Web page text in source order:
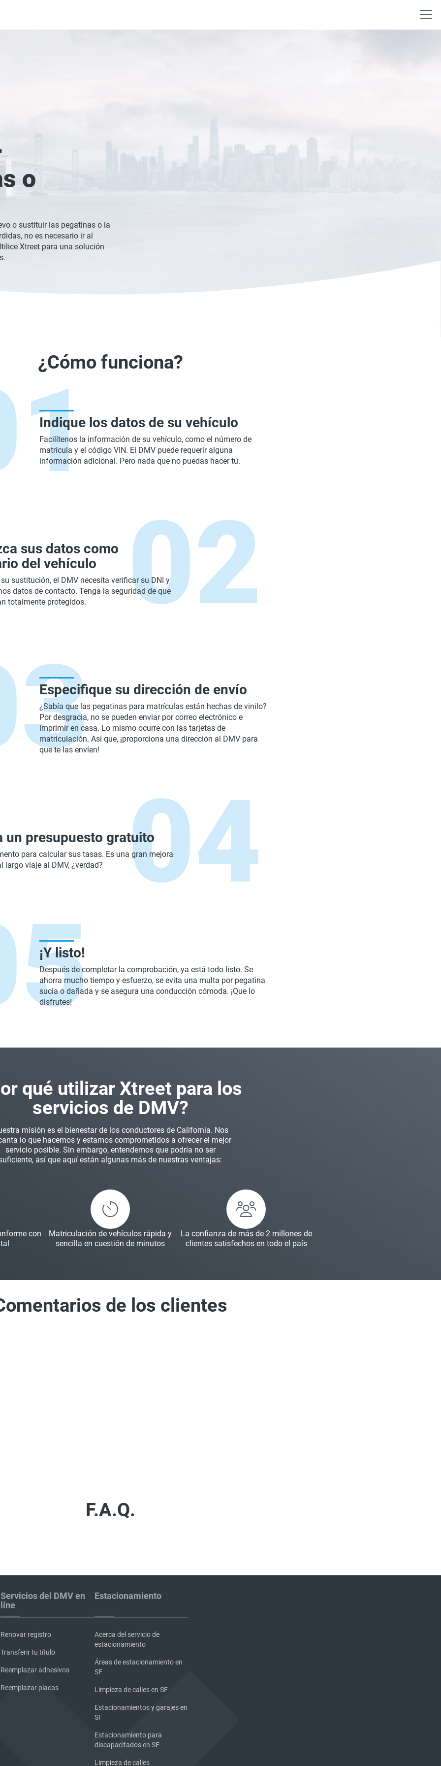
o
o sustituir las pegatinas o la
no es necesario ir al
Xtreet para una solución
¿Cómo funciona?
Indique los datos de su vehículo
Facilítenos la información de su vehículo, como el número de
matrícula y el código VIN. El DMV puede requerir alguna
información adicional. Pero nada que no puedas hacer tú.
sus datos como
del vehículo
sustitución, el DMV necesita verificar su DNI y
datos de contacto. Tenga la seguridad de que
totalmente protegidos.
Especifique su dirección de envío
¿Sabía que las pegatinas para matrículas están hechas de vinilo?
Por desgracia, no se pueden enviar por correo electrónico e
imprimir en casa. Lo mismo ocurre con las tarjetas de
matriculación. Así que, ¡proporciona una dirección al DMV para
que te las envíen!
un presupuesto gratuito
para calcular sus tasas. Es una gran mejora
largo viaje al DMV, ¿verdad?
¡Y listo!
Después de completar la comprobación, ya está todo listo. Se
ahorra mucho tiempo y esfuerzo, se evita una multa por pegatina
sucia o dañada y se asegura una conducción cómoda. ¡Que lo
disfrutes!
qué utilizar Xtreet para los
servicios de DMV?
misión es el bienestar de los conductores de California. Nos
lo que hacemos y estamos comprometidos a ofrecer el mejor
servicio posible. Sin embargo, entendemos que podría no ser
así que aquí están algunas más de nuestras ventajas:
con
Matriculación de vehículos rápida y
sencilla en cuestión de minutos
La confianza de más de 2 millones de
clientes satisfechos en todo el país
de los clientes
F.A.Q.
Servicios del DMV en
líne
Renovar registro
Transferir tu título
Reemplazar adhesivos
Reemplazar placas
Estacionamiento
Acerca del servicio de
estacionamiento
Áreas de estacionamiento en
SF
Limpieza de calles en SF
Estacionamientos y garajes en
SF
Estacionamiento para
discapacitados en SF
Limpieza de calles